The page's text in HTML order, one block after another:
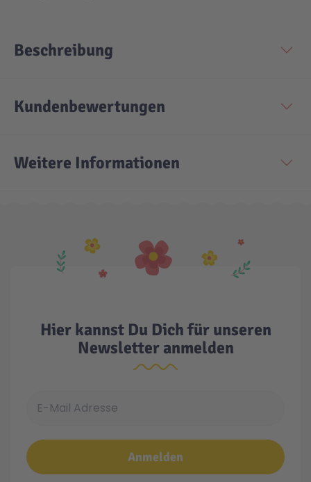
Beschreibung
Kundenbewertungen
Weitere Informationen
Hier kannst Du Dich für unseren
Newsletter anmelden
Anmelden